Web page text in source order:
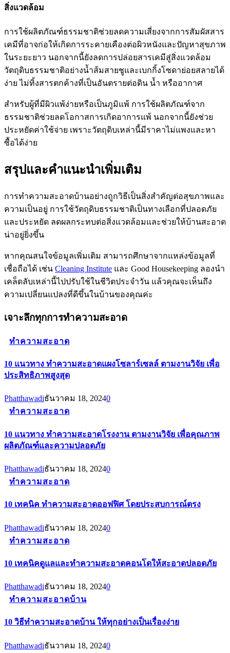
สิ่งแวดล้อม
การใช้ผลิตภัณฑ์ธรรมชาติช่วยลดความเสี่ยงจากการสัมผัสสาร
เคมีที่อาจก่อให้เกิดการระคายเคืองต่อผิวหนังและปัญหาสุขภาพ
ในระยะยาว นอกจากนี้ยังลดการปล่อยสารเคมีสู่สิ่งแวดล้อม
วัตถุดิบธรรมชาติอย่างน้ำส้มสายชูและเบกกิ้งโซดาย่อยสลายได้
ง่าย ไม่ทิ้งสารตกค้างที่เป็นอันตรายต่อดิน น้ำ หรืออากาศ
สำหรับผู้ที่มีผิวแพ้ง่ายหรือเป็นภูมิแพ้ การใช้ผลิตภัณฑ์จาก
ธรรมชาติช่วยลดโอกาสการเกิดอาการแพ้ นอกจากนี้ยังช่วย
ประหยัดค่าใช้จ่าย เพราะวัตถุดิบเหล่านี้มีราคาไม่แพงและหา
ซื้อได้ง่าย
สรุปและคำแนะนำเพิ่มเติม
การทำความสะอาดบ้านอย่างถูกวิธีเป็นสิ่งสำคัญต่อสุขภาพและ
ความเป็นอยู่ การใช้วัตถุดิบธรรมชาติเป็นทางเลือกที่ปลอดภัย
และประหยัด ลดผลกระทบต่อสิ่งแวดล้อมและช่วยให้บ้านสะอาด
น่าอยู่ยิ่งขึ้น
หากคุณสนใจข้อมูลเพิ่มเติม สามารถศึกษาจากแหล่งข้อมูลที่
เชื่อถือได้ เช่น Cleaning Institute และ Good Housekeeping ลองนำ
เคล็ดลับเหล่านี้ไปปรับใช้ในชีวิตประจำวัน แล้วคุณจะเห็นถึง
ความเปลี่ยนแปลงที่ดีขึ้นในบ้านของคุณค่ะ
เจาะลึกทุกการทำความสะอาด
ทำความสะอาด
10 แนวทาง ทำความสะอาดแผงโซลาร์เซลล์ ตามงานวิจัย เพื่อ
ประสิทธิภาพสูงสุด
Phatthawadiธันวาคม 18, 20240
ทำความสะอาด
10 แนวทาง ทำความสะอาดโรงงาน ตามงานวิจัย เพื่อคุณภาพ
ผลิตภัณฑ์และความปลอดภัย
Phatthawadiธันวาคม 18, 20240
ทำความสะอาด
10 เทคนิค ทำความสะอาดออฟฟิศ โดยประสบการณ์ตรง
Phatthawadiธันวาคม 18, 20240
ทำความสะอาด
10 เทคนิคดูแลและทำความสะอาดคอนโดให้สะอาดปลอดภัย
Phatthawadiธันวาคม 18, 20240
ทำความสะอาดบ้าน
10 วิธีทำความสะอาดบ้าน ให้ทุกอย่างเป็นเรื่องง่าย
Phatthawadiธันวาคม 18, 20240